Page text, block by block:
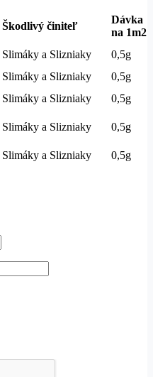
Škodlivý činiteľ
Dávka
na 1m2
Slimáky a Slizniaky
0,5g
Slimáky a Slizniaky
0,5g
Slimáky a Slizniaky
0,5g
Slimáky a Slizniaky
0,5g
Slimáky a Slizniaky
0,5g